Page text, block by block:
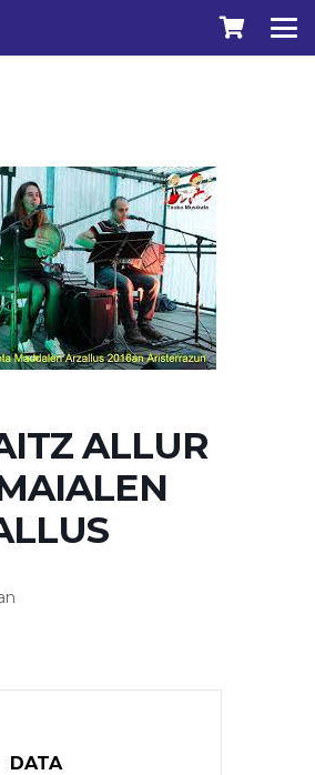
ALLUR
DATA